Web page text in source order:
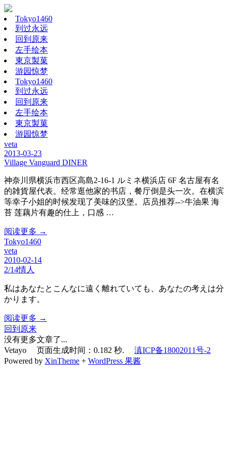
Tokyo1460
到过永远
回到原来
左手绘本
東京製菓
游园惊梦
Tokyo1460
到过永远
回到原来
左手绘本
東京製菓
游园惊梦
veta
2013-03-23
Village Vanguard DINER
神奈川県横浜市西区高島2-16-1 ルミネ横浜店 6F 名古屋有名
的雑貨屋代表。经常逛他家的书店，餐厅倒是头一次。在横滨
等幸子小姐的时候发现了美味的汉堡。店员推荐-->牛油果 海
苔 莲藕片有趣的仕上，口感 …
阅读更多 →
Tokyo1460
veta
2010-02-14
2/14情人
私はあなたとこんなに遠く離れていても、あなたの考えは分
かります。
阅读更多 →
回到原来
没有更多文章了...
Vetayo 页面生成时间：0.182 秒. 滇ICP备18002011号-2
Powered by XinTheme + WordPress 果酱